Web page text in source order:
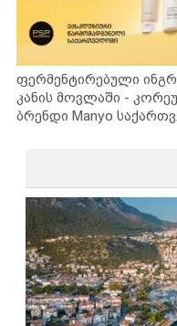
ფერმენტირებული
კანის მოვლაში -
ბრენდი Manyo